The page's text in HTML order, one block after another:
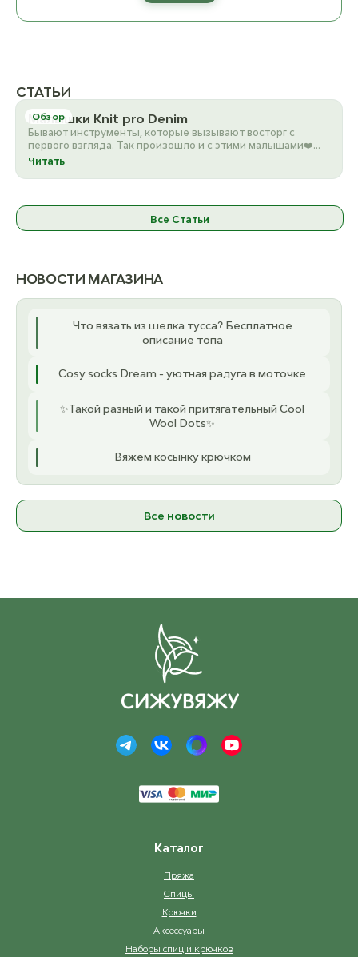
СТАТЬИ
Обзор
Малышки Knit pro Denim
Бывают инструменты, которые вызывают восторг с
первого взгляда. Так произошло и с этими малышами❤️
Knit Pro De…
Читать
Все Статьи
НОВОСТИ МАГАЗИНА
Что вязать из шелка тусса? Бесплатное
описание топа
Cosy socks Dream - уютная радуга в моточке
✨Такой разный и такой притягательный Cool
Wool Dots✨
Вяжем косынку крючком
Все новости
Каталог
Пряжа
Спицы
Крючки
Аксессуары
Наборы спиц и крючков